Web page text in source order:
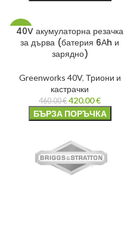
-9%
40V акумулаторна резачка
за дърва (батерия 6Аh и
зарядно)
Greenworks 40V, Триони и
кастрачки
460.00€ 420.00€
БЪРЗА ПОРЪЧКА